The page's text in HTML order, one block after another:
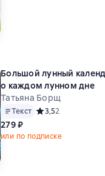
Большой лунный
о каждом лунном дне
Татьяна Борщ
Текст Средний рейтинг
3,52
279 ₽
или по подписке